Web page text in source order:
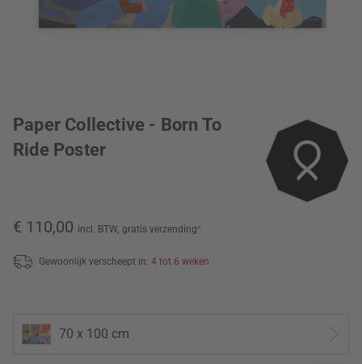
Paper Collective - Born To
Ride Poster
€ 110,00 incl. BTW, gratis verzending*
Gewoonlijk verscheept in: 4 tot 6 weken
70 x 100 cm